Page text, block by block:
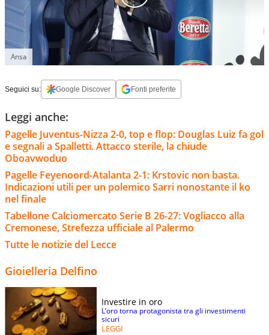
Ansa
Seguici su: Google Discover Fonti preferite
Leggi anche:
Pagelle Juventus-Nizza 2-0, top e flop: Douglas Luiz fa gol
e segnali a Spalletti. Attacco sterile, la chiude
Oboavwoduo
Pagelle Feyenoord-Atalanta 2-1: Krstovic non basta.
Indicazioni utili per un polemico Sarri nonostante il ko
nel finale
Tabellone Calciomercato Serie B 26-27: Vogliacco alla
Cremonese, Strefezza ufficiale al Palermo
Tutte le notizie del Lecce
Gioielleria Delfino
Investire in oro
L’oro torna protagonista tra gli investimenti
sicuri
LEGGI